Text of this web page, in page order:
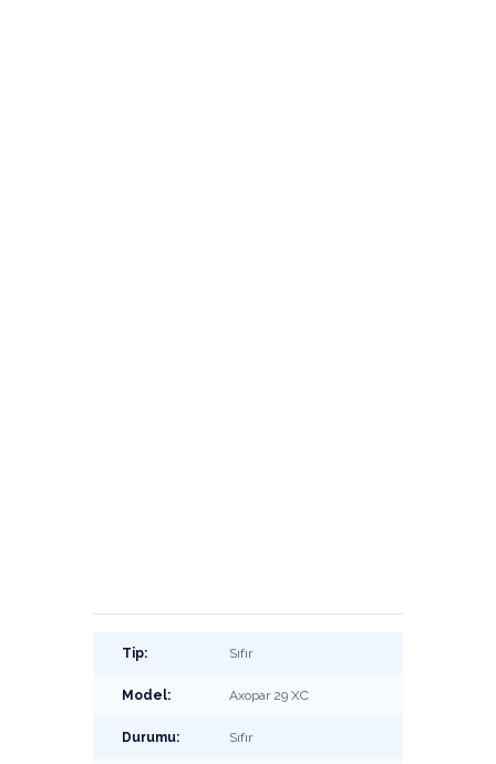
Tip: Sıfır
Model: Axopar 29 XC
Durumu: Sıfır